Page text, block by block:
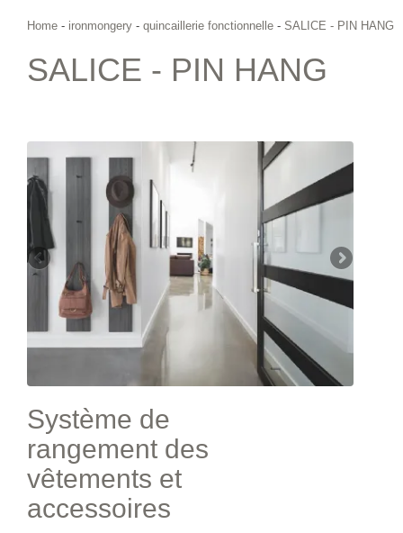
Home - ironmongery - quincaillerie fonctionnelle - SALICE - PIN HANG
SALICE - PIN HANG
Système de
rangement des
vêtements et
accessoires